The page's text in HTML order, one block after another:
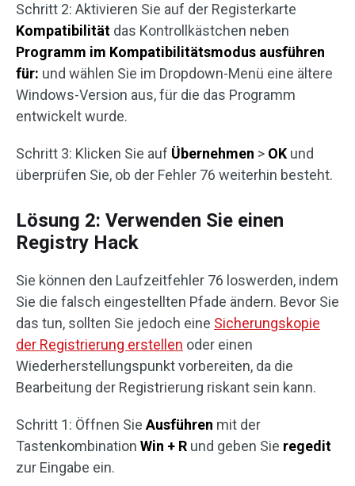
Schritt 2: Aktivieren Sie auf der Registerkarte
Kompatibilität das Kontrollkästchen neben
Programm im Kompatibilitätsmodus ausführen
für: und wählen Sie im Dropdown-Menü eine ältere
Windows-Version aus, für die das Programm
entwickelt wurde.
Schritt 3: Klicken Sie auf Übernehmen > OK und
überprüfen Sie, ob der Fehler 76 weiterhin besteht.
Lösung 2: Verwenden Sie einen
Registry Hack
Sie können den Laufzeitfehler 76 loswerden, indem
Sie die falsch eingestellten Pfade ändern. Bevor Sie
das tun, sollten Sie jedoch eine Sicherungskopie
der Registrierung erstellen oder einen
Wiederherstellungspunkt vorbereiten, da die
Bearbeitung der Registrierung riskant sein kann.
Schritt 1: Öffnen Sie Ausführen mit der
Tastenkombination Win + R und geben Sie regedit
zur Eingabe ein.